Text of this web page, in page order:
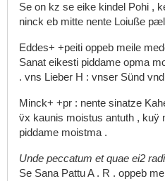
Se on kz se eike kindel Pohi ,
ninck eb mitte nente Loiuße
Eddes+ +peiti oppeb meile
Sanat eikesti piddame opma
. vns Lieber H : vnser Sünd vnd
Minck+ +pr : nente sinatze
v̈x kaunis moistus antuth , kuÿ
piddame moistma .
Unde peccatum et quae ei2
Se Sana PattuA . R . oppeb